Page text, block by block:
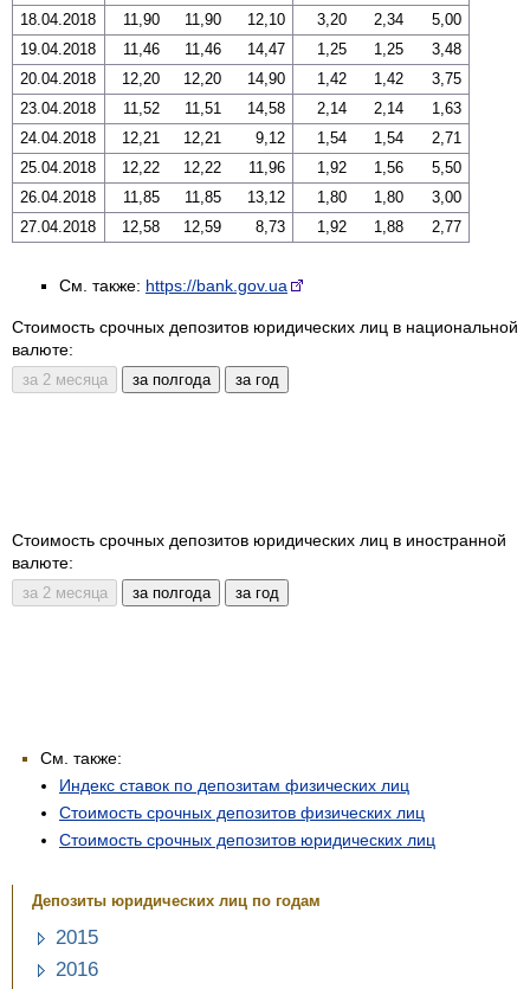
18.04.2018
11,90 11,90 12,10 3,20 2,34
5,00
19.04.2018
11,46 11,46 14,47 1,25 1,25
3,48
20.04.2018
12,20 12,20 14,90 1,42 1,42
3,75
23.04.2018
11,52 11,51 14,58 2,14 2,14
1,63
24.04.2018
12,21 12,21 9,12 1,54 1,54
2,71
25.04.2018
12,22 12,22 11,96 1,92 1,56
5,50
26.04.2018
11,85 11,85 13,12 1,80 1,80
3,00
27.04.2018
12,58 12,59 8,73 1,92 1,88 2,77
См. также: https://bank.gov.ua
Стоимость срочных депозитов юридических лиц в национальной
валюте:
Стоимость срочных депозитов юридических лиц в иностранной
валюте:
См. также:
Индекс ставок по депозитам физических лиц
Стоимость срочных депозитов физических лиц
Стоимость срочных депозитов юридических лиц
Депозиты юридических лиц по годам
2015
2016